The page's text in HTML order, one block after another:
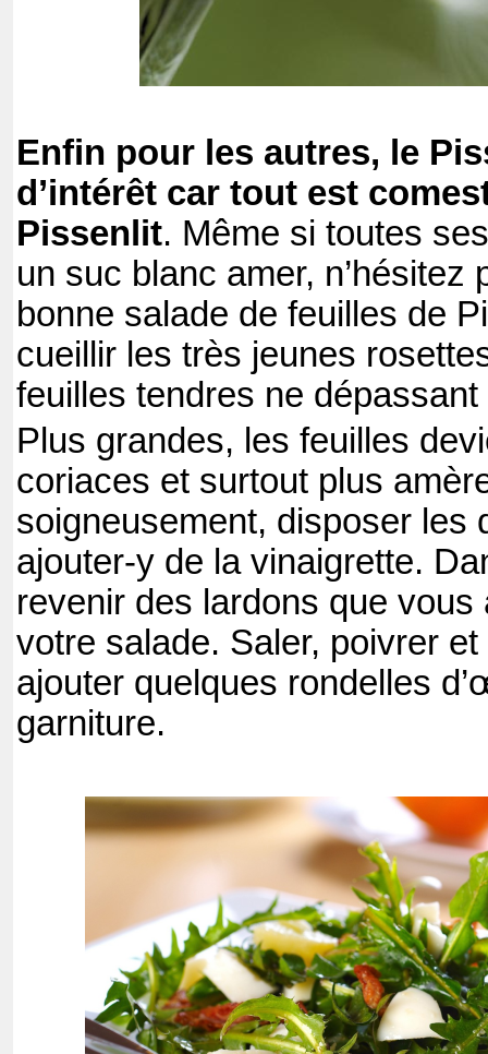
Enfin pour les autres, le
d’intérêt car tout est
Pissenlit. Même si toutes
un suc blanc amer, n’hésitez
bonne salade de feuilles de
cueillir les très jeunes
feuilles tendres ne
Plus grandes, les feuilles
coriaces et surtout plus
soigneusement, disposer les
ajouter-y de la vinaigrette.
revenir des lardons que vous
votre salade. Saler, poivrer
ajouter quelques rondelles
garniture.